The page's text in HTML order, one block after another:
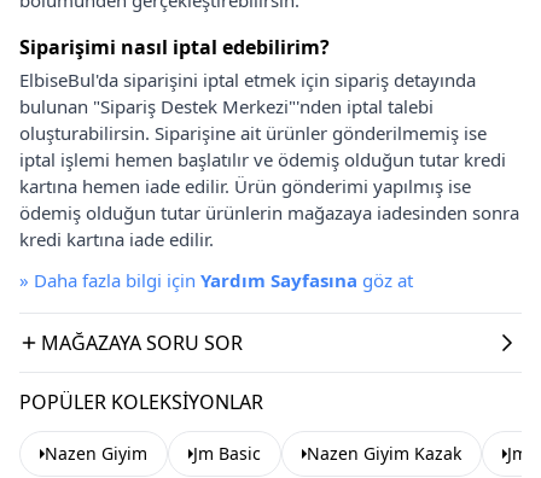
Siparişimi nasıl iptal edebilirim?
ElbiseBul'da siparişini iptal etmek için sipariş detayında
bulunan "Sipariş Destek Merkezi"'nden iptal talebi
oluşturabilirsin. Siparişine ait ürünler gönderilmemiş ise
iptal işlemi hemen başlatılır ve ödemiş olduğun tutar kredi
kartına hemen iade edilir. Ürün gönderimi yapılmış ise
ödemiş olduğun tutar ürünlerin mağazaya iadesinden sonra
kredi kartına iade edilir.
» Daha fazla bilgi için Yardım Sayfasına göz at
MAĞAZAYA SORU SOR
POPÜLER KOLEKSIYONLAR
Nazen Giyim Jm Basic Nazen Giyim Kazak Jm